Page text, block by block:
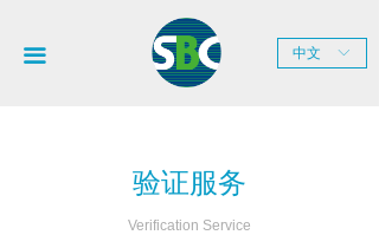
끀 ꀅ
中文
验证服务
Verification Service